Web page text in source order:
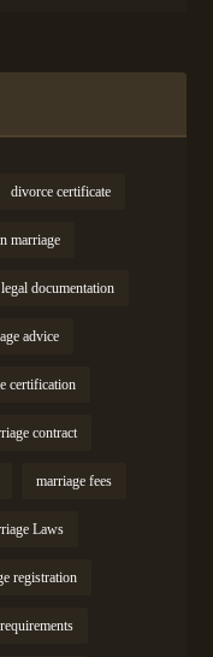
divorce certificate
marriage
legal documentation
advice
certification
contract
marriage fees
Laws
registration